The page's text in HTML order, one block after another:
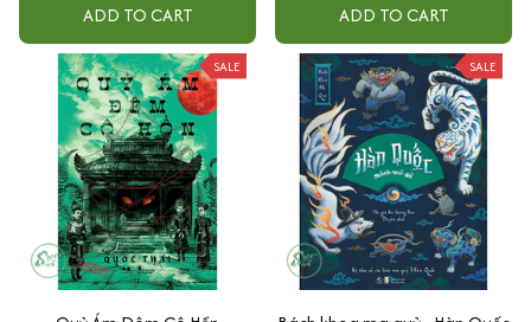
ADD TO CART ADD TO CART
SALE SALE